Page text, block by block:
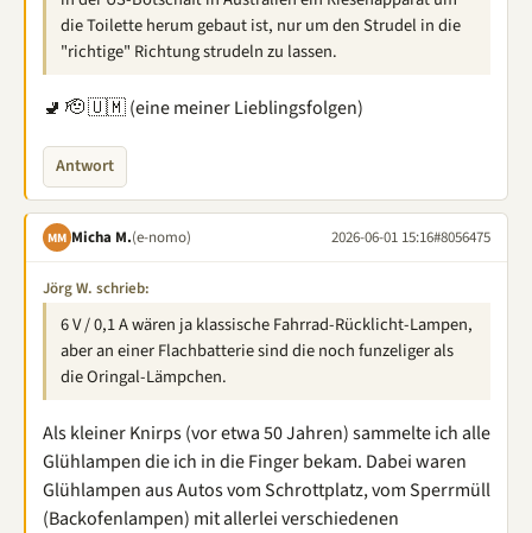
die Toilette herum gebaut ist, nur um den Strudel in die
"richtige" Richtung strudeln zu lassen.
🚽 🫡 🇺🇲 (eine meiner Lieblingsfolgen)
Antwort
MM Micha M.(e-nomo) 2026-06-01 15:16#8056475
Jörg W. schrieb:
6 V / 0,1 A wären ja klassische Fahrrad-Rücklicht-Lampen,
aber an einer Flachbatterie sind die noch funzeliger als
die Oringal-Lämpchen.
Als kleiner Knirps (vor etwa 50 Jahren) sammelte ich alle
Glühlampen die ich in die Finger bekam. Dabei waren
Glühlampen aus Autos vom Schrottplatz, vom Sperrmüll
(Backofenlampen) mit allerlei verschiedenen